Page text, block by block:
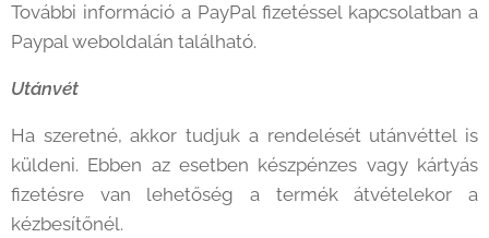
További információ a PayPal fizetéssel kapcsolatban a
Paypal weboldalán található.
Utánvét
Ha szeretné, akkor tudjuk a rendelését utánvéttel is
küldeni. Ebben az esetben készpénzes vagy kártyás
fizetésre van lehetőség a termék átvételekor a
kézbesítőnél.